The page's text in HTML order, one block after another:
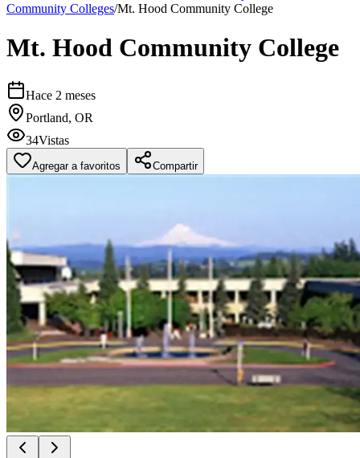
Community Colleges/Mt. Hood Community College
Mt. Hood Community College
Hace 2 meses
Portland, OR
34Vistas
Agregar a favoritos Compartir